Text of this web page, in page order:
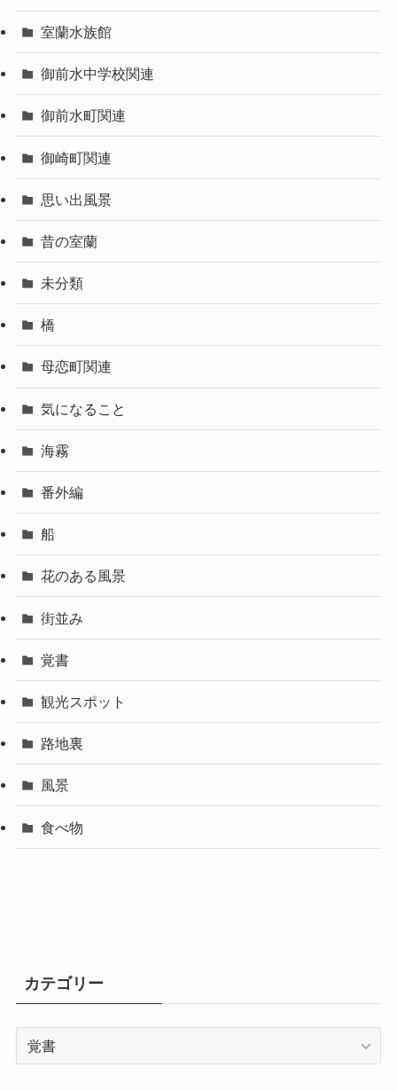
室蘭水族館
御前水中学校関連
御前水町関連
御崎町関連
思い出風景
昔の室蘭
未分類
橋
母恋町関連
気になること
海霧
番外編
船
花のある風景
街並み
覚書
観光スポット
路地裏
風景
食べ物
カテゴリー